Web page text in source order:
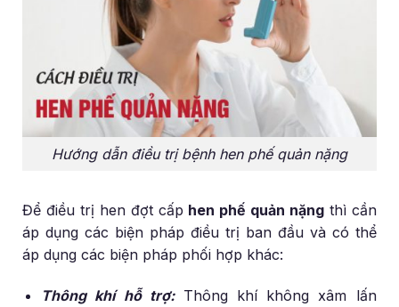
Hướng dẫn điều trị bệnh hen phế quản nặng
Để điều trị hen đợt cấp hen phế quản nặngthì cần
áp dụng các biện pháp điều trị ban đầu và có thể
áp dụng các biện pháp phối hợp khác:
Thông khí hỗ trợ: Thông khí không xâm lấn